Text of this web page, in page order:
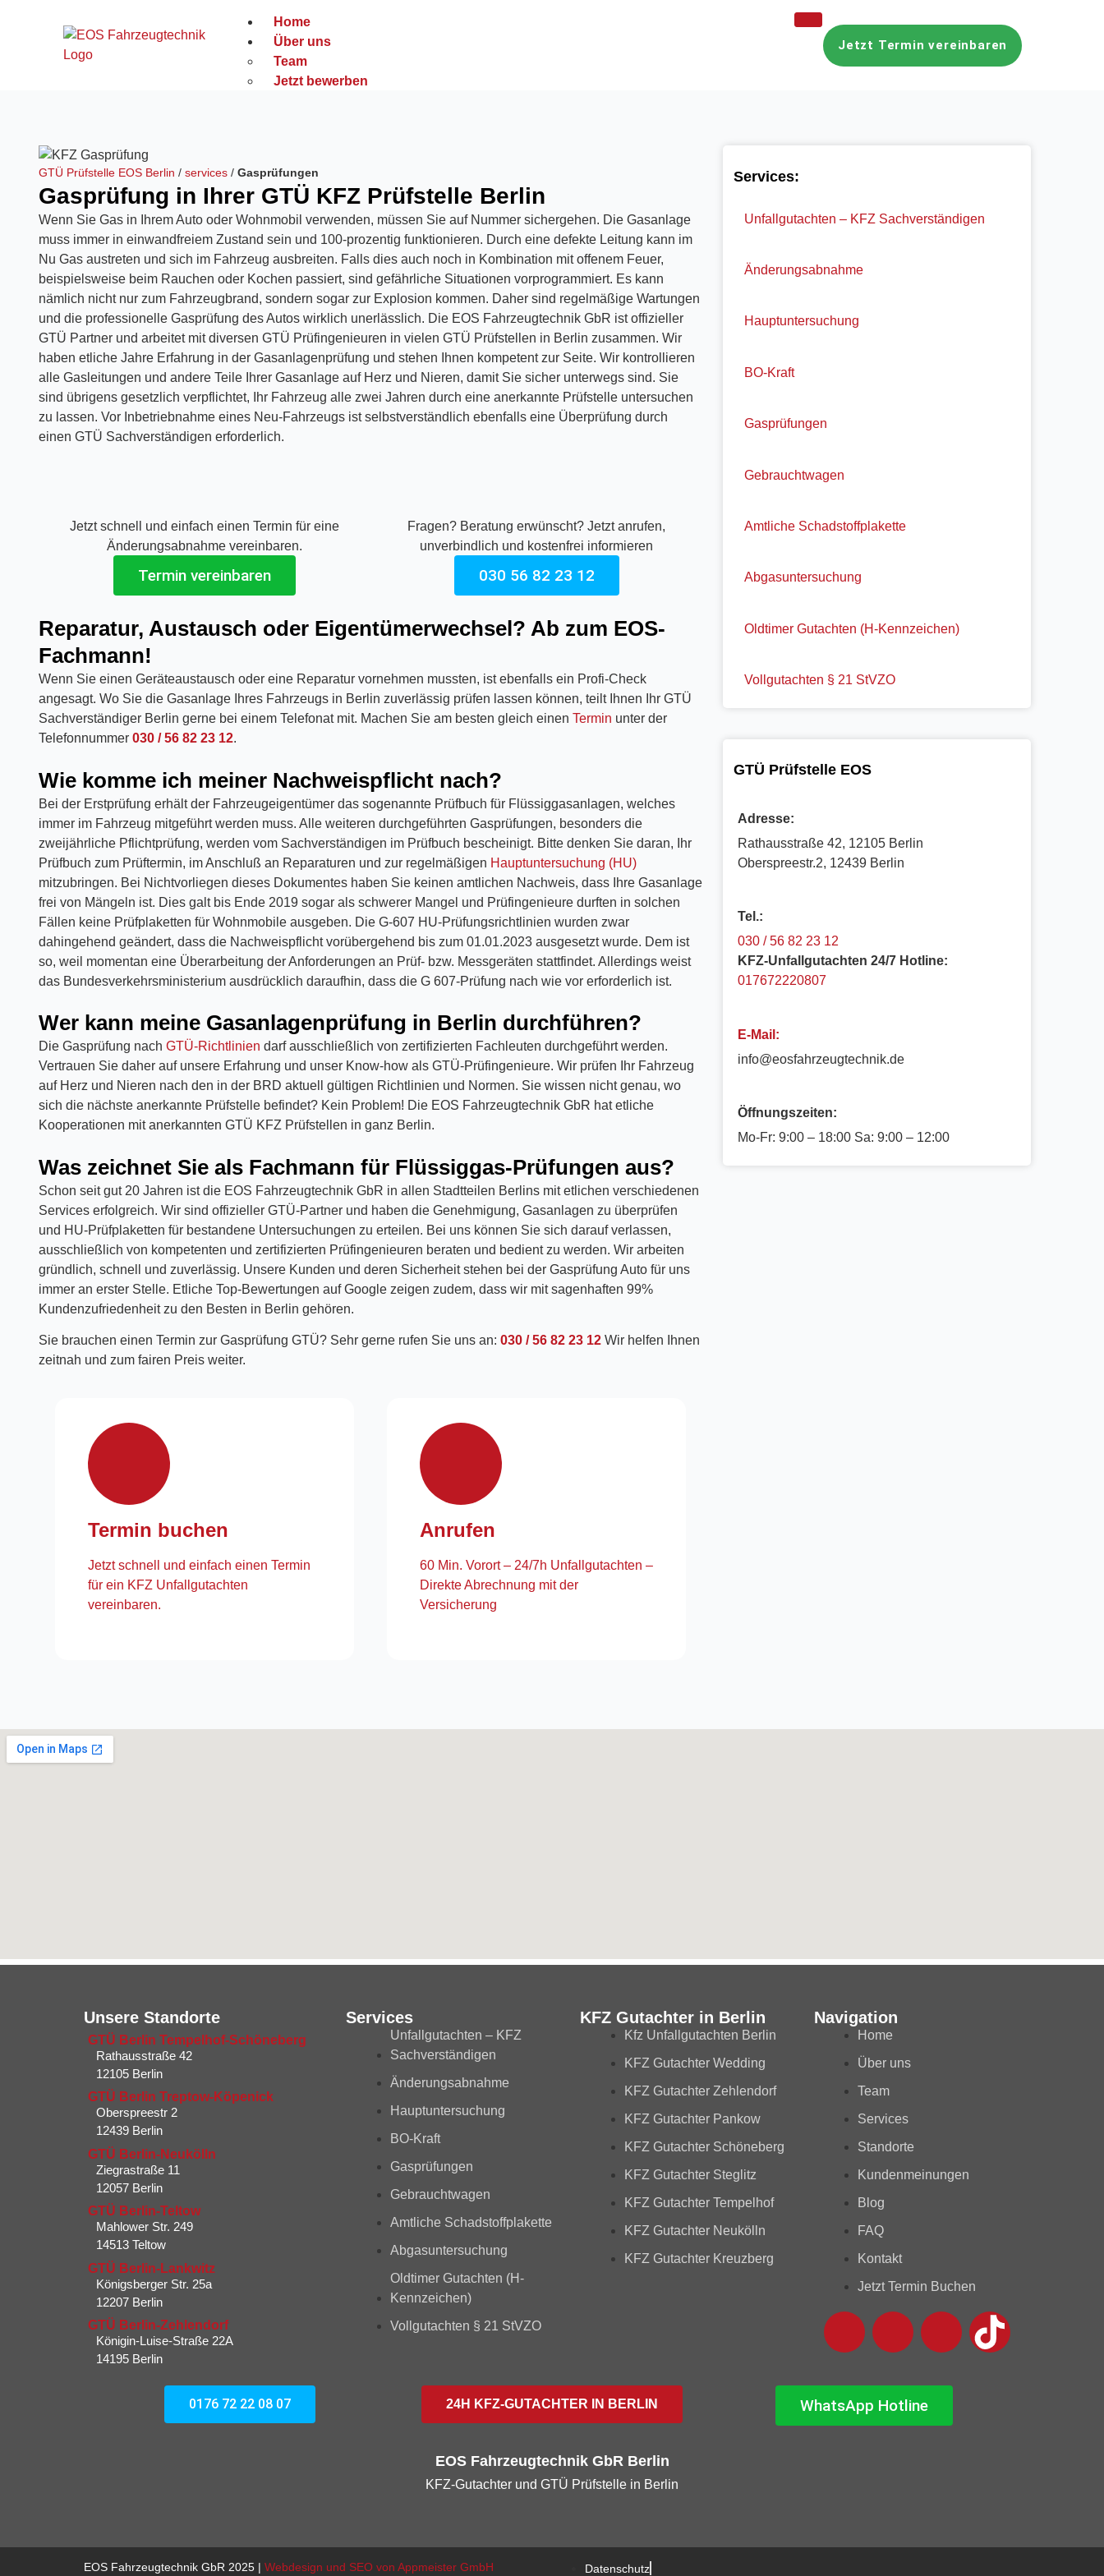
Home
Über uns
Team
Jetzt bewerben
Gebrauchtwagen
Gasprüfungen
Hauptuntersuchung
Änderungsabnahme
Unfallgutachten – KFZ Sachverständigen
BO-Kraft
Vollgutachten § 21 StVZO
Standorte
FAQ
Blog
X
Jetzt Termin vereinbaren
GTÜ Prüfstelle EOS Berlin / services / Gasprüfungen
Gasprüfung in Ihrer GTÜ KFZ Prüfstelle Berlin
Wenn Sie Gas in Ihrem Auto oder Wohnmobil verwenden, müssen Sie auf Nummer sichergehen. Die Gasanlage
muss immer in einwandfreiem Zustand sein und 100-prozentig funktionieren. Durch eine defekte Leitung kann im
Nu Gas austreten und sich im Fahrzeug ausbreiten. Falls dies auch noch in Kombination mit offenem Feuer,
beispielsweise beim Rauchen oder Kochen passiert, sind gefährliche Situationen vorprogrammiert. Es kann
nämlich nicht nur zum Fahrzeugbrand, sondern sogar zur Explosion kommen. Daher sind regelmäßige Wartungen
und die professionelle Gasprüfung des Autos wirklich unerlässlich. Die EOS Fahrzeugtechnik GbR ist offizieller
GTÜ Partner und arbeitet mit diversen GTÜ Prüfingenieuren in vielen GTÜ Prüfstellen in Berlin zusammen. Wir
haben etliche Jahre Erfahrung in der Gasanlagenprüfung und stehen Ihnen kompetent zur Seite. Wir kontrollieren
alle Gasleitungen und andere Teile Ihrer Gasanlage auf Herz und Nieren, damit Sie sicher unterwegs sind. Sie
sind übrigens gesetzlich verpflichtet, Ihr Fahrzeug alle zwei Jahren durch eine anerkannte Prüfstelle untersuchen
zu lassen. Vor Inbetriebnahme eines Neu-Fahrzeugs ist selbstverständlich ebenfalls eine Überprüfung durch
einen GTÜ Sachverständigen erforderlich.
Jetzt schnell und einfach einen Termin für eine
Änderungsabnahme vereinbaren.
Termin vereinbaren
Fragen? Beratung erwünscht? Jetzt anrufen,
unverbindlich und kostenfrei informieren
030 56 82 23 12
Reparatur, Austausch oder Eigentümerwechsel? Ab zum EOS-
Fachmann!
Wenn Sie einen Geräteaustausch oder eine Reparatur vornehmen mussten, ist ebenfalls ein Profi-Check
angesagt. Wo Sie die Gasanlage Ihres Fahrzeugs in Berlin zuverlässig prüfen lassen können, teilt Ihnen Ihr GTÜ
Sachverständiger Berlin gerne bei einem Telefonat mit. Machen Sie am besten gleich einen Termin unter der
Telefonnummer 030 / 56 82 23 12.
Wie komme ich meiner Nachweispflicht nach?
Bei der Erstprüfung erhält der Fahrzeugeigentümer das sogenannte Prüfbuch für Flüssiggasanlagen, welches
immer im Fahrzeug mitgeführt werden muss. Alle weiteren durchgeführten Gasprüfungen, besonders die
zweijährliche Pflichtprüfung, werden vom Sachverständigen im Prüfbuch bescheinigt. Bitte denken Sie daran, Ihr
Prüfbuch zum Prüftermin, im Anschluß an Reparaturen und zur regelmäßigen Hauptuntersuchung (HU)
mitzubringen. Bei Nichtvorliegen dieses Dokumentes haben Sie keinen amtlichen Nachweis, dass Ihre Gasanlage
frei von Mängeln ist. Dies galt bis Ende 2019 sogar als schwerer Mangel und Prüfingenieure durften in solchen
Fällen keine Prüfplaketten für Wohnmobile ausgeben. Die G-607 HU-Prüfungsrichtlinien wurden zwar
dahingehend geändert, dass die Nachweispflicht vorübergehend bis zum 01.01.2023 ausgesetzt wurde. Dem ist
so, weil momentan eine Überarbeitung der Anforderungen an Prüf- bzw. Messgeräten stattfindet. Allerdings weist
das Bundesverkehrsministerium ausdrücklich daraufhin, dass die G 607-Prüfung nach wie vor erforderlich ist.
Wer kann meine Gasanlagenprüfung in Berlin durchführen?
Die Gasprüfung nach GTÜ-Richtlinien darf ausschließlich von zertifizierten Fachleuten durchgeführt werden.
Vertrauen Sie daher auf unsere Erfahrung und unser Know-how als GTÜ-Prüfingenieure. Wir prüfen Ihr Fahrzeug
auf Herz und Nieren nach den in der BRD aktuell gültigen Richtlinien und Normen. Sie wissen nicht genau, wo
sich die nächste anerkannte Prüfstelle befindet? Kein Problem! Die EOS Fahrzeugtechnik GbR hat etliche
Kooperationen mit anerkannten GTÜ KFZ Prüfstellen in ganz Berlin.
Was zeichnet Sie als Fachmann für Flüssiggas-Prüfungen aus?
Schon seit gut 20 Jahren ist die EOS Fahrzeugtechnik GbR in allen Stadtteilen Berlins mit etlichen verschiedenen
Services erfolgreich. Wir sind offizieller GTÜ-Partner und haben die Genehmigung, Gasanlagen zu überprüfen
und HU-Prüfplaketten für bestandene Untersuchungen zu erteilen. Bei uns können Sie sich darauf verlassen,
ausschließlich von kompetenten und zertifizierten Prüfingenieuren beraten und bedient zu werden. Wir arbeiten
gründlich, schnell und zuverlässig. Unsere Kunden und deren Sicherheit stehen bei der Gasprüfung Auto für uns
immer an erster Stelle. Etliche Top-Bewertungen auf Google zeigen zudem, dass wir mit sagenhaften 99%
Kundenzufriedenheit zu den Besten in Berlin gehören.
Sie brauchen einen Termin zur Gasprüfung GTÜ? Sehr gerne rufen Sie uns an: 030 / 56 82 23 12 Wir helfen Ihnen
zeitnah und zum fairen Preis weiter.
Termin buchen
Jetzt schnell und einfach einen Termin
für ein KFZ Unfallgutachten
vereinbaren.
Anrufen
60 Min. Vorort – 24/7h Unfallgutachten –
Direkte Abrechnung mit der
Versicherung
Services:
Unfallgutachten – KFZ Sachverständigen
Änderungsabnahme
Hauptuntersuchung
BO-Kraft
Gasprüfungen
Gebrauchtwagen
Amtliche Schadstoffplakette
Abgasuntersuchung
Oldtimer Gutachten (H-Kennzeichen)
Vollgutachten § 21 StVZO
GTÜ Prüfstelle EOS
Adresse:
Rathausstraße 42, 12105 Berlin
Oberspreestr.2, 12439 Berlin​
Tel.:
030 / 56 82 23 12
KFZ-Unfallgutachten 24/7 Hotline:
017672220807
E-Mail:
info@eosfahrzeugtechnik.de
Öffnungszeiten:
Mo-Fr: 9:00 – 18:00 Sa: 9:00 – 12:00
Unsere Standorte
GTÜ Berlin Tempelhof-Schöneberg
Rathausstraße 42
12105 Berlin
GTÜ Berlin Treptow-Köpenick
Oberspreestr 2
12439 Berlin​
GTÜ Berlin-Neukölln
Ziegrastraße 11
12057 Berlin
GTÜ Berlin-Teltow
Mahlower Str. 249
14513 Teltow
GTÜ Berlin-Lankwitz
Königsberger Str. 25a
12207 Berlin
GTÜ Berlin-Zehlendorf
Königin-Luise-Straße 22A
14195 Berlin
Services
Unfallgutachten – KFZ
Sachverständigen
Änderungsabnahme
Hauptuntersuchung
BO-Kraft
Gasprüfungen
Gebrauchtwagen
Amtliche Schadstoffplakette
Abgasuntersuchung
Oldtimer Gutachten (H-
Kennzeichen)
Vollgutachten § 21 StVZO
KFZ Gutachter in Berlin
Kfz Unfallgutachten Berlin
KFZ Gutachter Wedding
KFZ Gutachter Zehlendorf
KFZ Gutachter Pankow
KFZ Gutachter Schöneberg
KFZ Gutachter Steglitz
KFZ Gutachter Tempelhof
KFZ Gutachter Neukölln
KFZ Gutachter Kreuzberg
Navigation
Home
Über uns
Team
Services
Standorte
Kundenmeinungen
Blog
FAQ
Kontakt
Jetzt Termin Buchen
0176 72 22 08 07 24H KFZ-GUTACHTER IN BERLIN WhatsApp Hotline
EOS Fahrzeugtechnik GbR Berlin
KFZ-Gutachter und GTÜ Prüfstelle in Berlin
EOS Fahrzeugtechnik GbR 2025 | Webdesign und SEO von Appmeister GmbH Datenschutz